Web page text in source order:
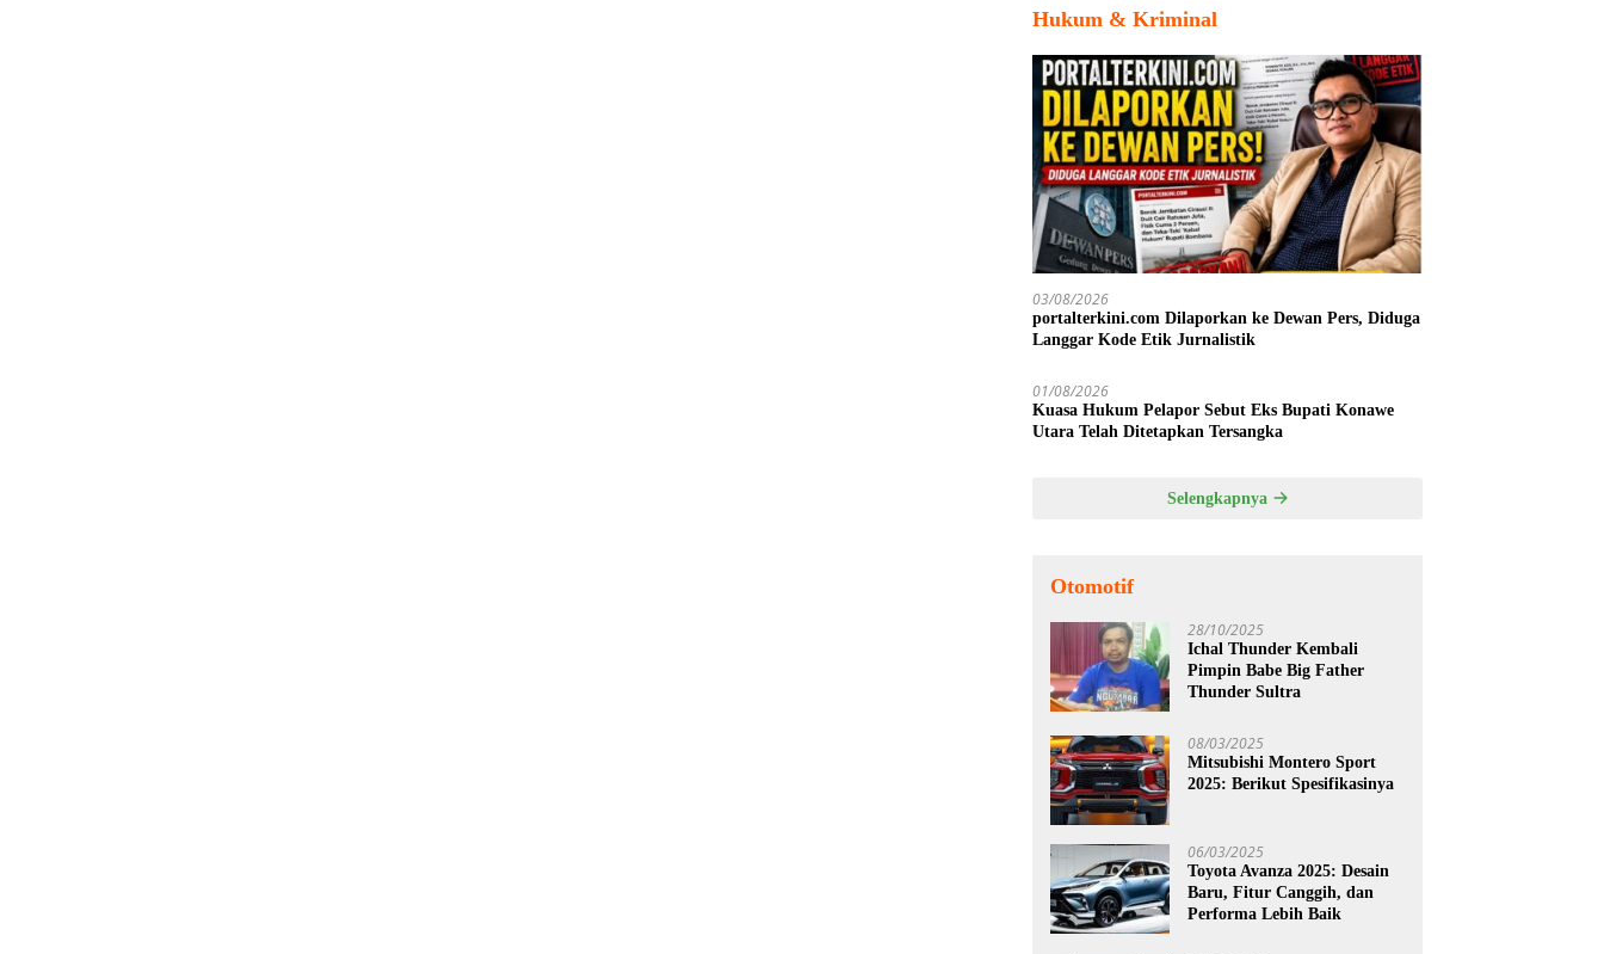
Hukum & Kriminal
03/08/2026
portalterkini.com Dilaporkan ke Dewan Pers, Diduga
Langgar Kode Etik Jurnalistik
01/08/2026
Kuasa Hukum Pelapor Sebut Eks Bupati Konawe
Utara Telah Ditetapkan Tersangka
Selengkapnya
Otomotif
28/10/2025
Ichal Thunder Kembali
Pimpin Babe Big Father
Thunder Sultra
08/03/2025
Mitsubishi Montero Sport
2025: Berikut Spesifikasinya
06/03/2025
Toyota Avanza 2025: Desain
Baru, Fitur Canggih, dan
Performa Lebih Baik